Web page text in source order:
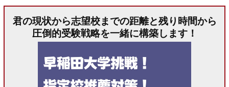
君の現状から志望校までの距離と残り時間から
圧倒的受験戦略を一緒に構築します！